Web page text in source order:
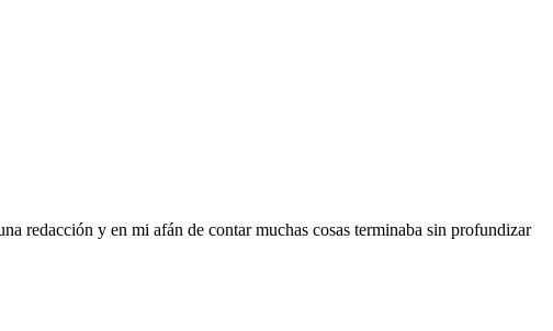
redacción y en mi afán de contar muchas cosas terminaba sin profundizar